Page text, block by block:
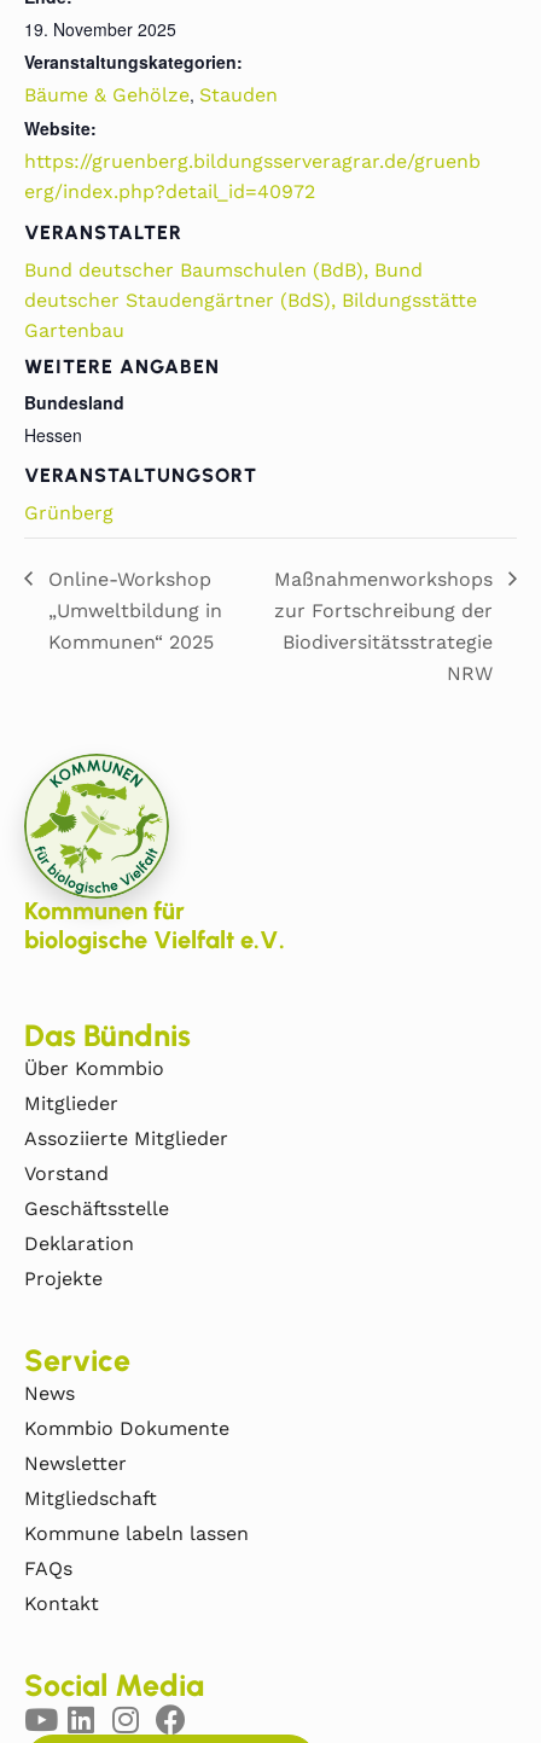
19. November 2025
Veranstaltungskategorien:
Bäume & Gehölze, Stauden
Website:
https://gruenberg.bildungsserveragrar.de/gruenb
erg/index.php?detail_id=40972
VERANSTALTUNGSORT
Grünberg
VERANSTALTER
Bund deutscher Baumschulen (BdB), Bund
deutscher Staudengärtner (BdS), Bildungsstätte
Gartenbau
WEITERE ANGABEN
Bundesland
Hessen
Online-Workshop
„Umweltbildung in
Kommunen“ 2025
Maßnahmenworkshops
zur Fortschreibung der
Biodiversitätsstrategie
NRW
Kommunen für
biologische Vielfalt e.V.
Das Bündnis
Über Kommbio
Mitglieder
Assoziierte Mitglieder
Vorstand
Geschäftsstelle
Deklaration
Projekte
Service
News
Kommbio Dokumente
Newsletter
Mitgliedschaft
Kommune labeln lassen
FAQs
Kontakt
Social Media